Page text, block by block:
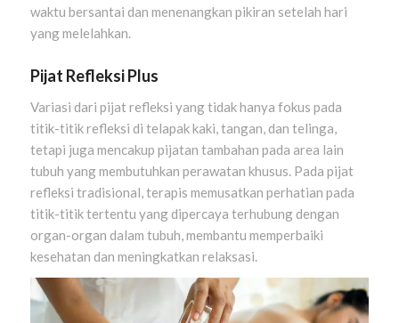
waktu bersantai dan menenangkan pikiran setelah hari
yang melelahkan.
Pijat Refleksi Plus
Variasi dari pijat refleksi yang tidak hanya fokus pada
titik-titik refleksi di telapak kaki, tangan, dan telinga,
tetapi juga mencakup pijatan tambahan pada area lain
tubuh yang membutuhkan perawatan khusus. Pada pijat
refleksi tradisional, terapis memusatkan perhatian pada
titik-titik tertentu yang dipercaya terhubung dengan
organ-organ dalam tubuh, membantu memperbaiki
kesehatan dan meningkatkan relaksasi.